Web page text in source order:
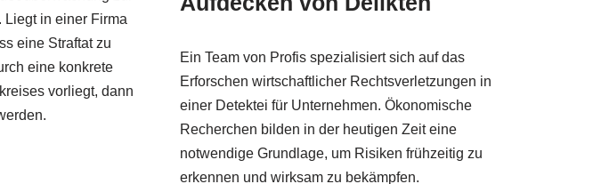
Liegt in einer Firma
eine Straftat zu
eine konkrete
vorliegt, dann
Ein Team von Profis spezialisiert sich auf das
Erforschen wirtschaftlicher Rechtsverletzungen in
einer Detektei für Unternehmen. Ökonomische
Recherchen bilden in der heutigen Zeit eine
notwendige Grundlage, um Risiken frühzeitig zu
erkennen und wirksam zu bekämpfen.